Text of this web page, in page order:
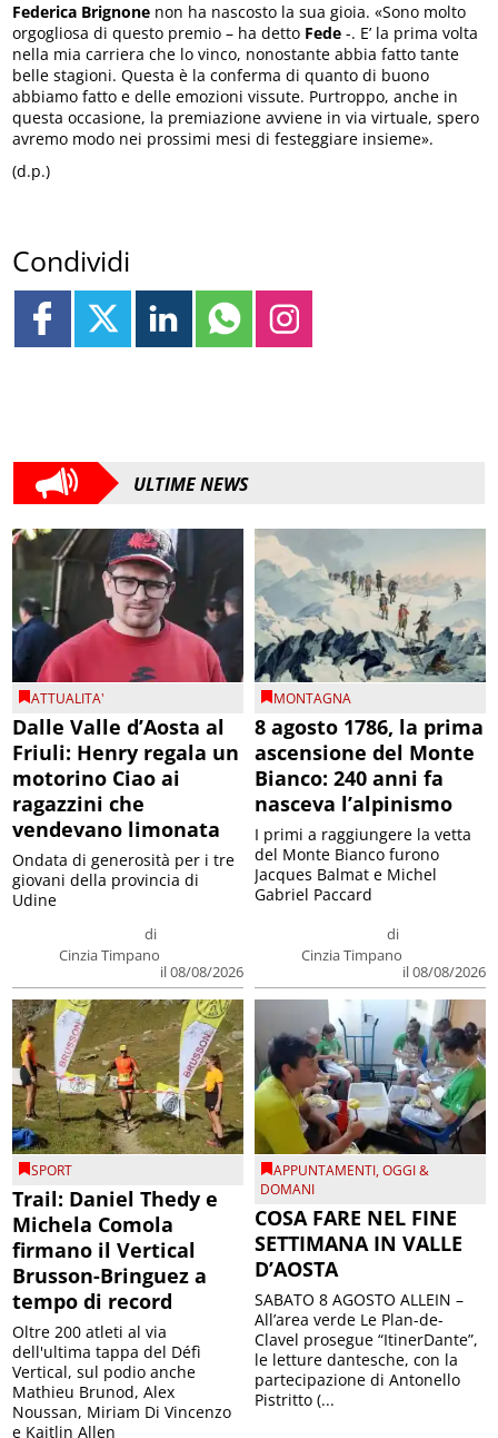
Federica Brignone non ha nascosto la sua gioia. «Sono molto
orgogliosa di questo premio – ha detto Fede -. E’ la prima volta
nella mia carriera che lo vinco, nonostante abbia fatto tante
belle stagioni. Questa è la conferma di quanto di buono
abbiamo fatto e delle emozioni vissute. Purtroppo, anche in
questa occasione, la premiazione avviene in via virtuale, spero
avremo modo nei prossimi mesi di festeggiare insieme».
(d.p.)
Condividi
ULTIME NEWS
ATTUALITA'
Dalle Valle d’Aosta al
Friuli: Henry regala un
motorino Ciao ai
ragazzini che
vendevano limonata
di
Cinzia Timpano
il 08/08/2026
Ondata di generosità per i tre
giovani della provincia di
Udine
MONTAGNA
8 agosto 1786, la prima
ascensione del Monte
Bianco: 240 anni fa
nasceva l’alpinismo
di
Cinzia Timpano
il 08/08/2026
I primi a raggiungere la vetta
del Monte Bianco furono
Jacques Balmat e Michel
Gabriel Paccard
SPORT
Trail: Daniel Thedy e
Michela Comola
firmano il Vertical
Brusson-Bringuez a
tempo di record
Oltre 200 atleti al via
dell'ultima tappa del Défì
Vertical, sul podio anche
Mathieu Brunod, Alex
Noussan, Miriam Di Vincenzo
e Kaitlin Allen
APPUNTAMENTI,OGGI &
DOMANI
COSA FARE NEL FINE
SETTIMANA IN VALLE
D’AOSTA
SABATO 8 AGOSTO ALLEIN –
All’area verde Le Plan-de-
Clavel prosegue “ItinerDante”,
le letture dantesche, con la
partecipazione di Antonello
Pistritto (...